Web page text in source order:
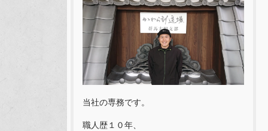
当社の専務です。
職人歴１０年、